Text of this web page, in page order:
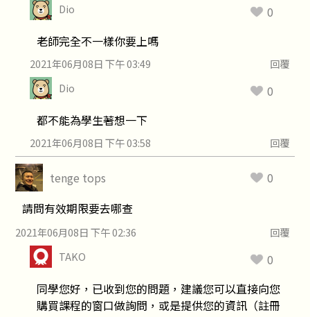
0
Dio
老師完全不一樣你要上嗎
2021年06月08日 下午 03:49 回覆
0
Dio
都不能為學生著想一下
2021年06月08日 下午 03:58 回覆
tenge tops
0
請問有效期限要去哪查
2021年06月08日 下午 02:36 回覆
0
TAKO
同學您好，已收到您的問題，建議您可以直接向您
購買課程的窗口做詢問，或是提供您的資訊（註冊